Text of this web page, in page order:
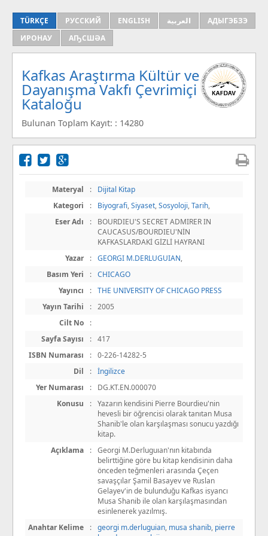
TÜRKÇE РУССКИЙ ENGLISH العربية
АДЫГЭБЗЭ
ИРОНАУ
АҦСШӘА
Kafkas Araştırma Kültür ve
Dayanışma Vakfı Çevrimiçi
Kataloğu
Bulunan Toplam Kayıt: : 14280
Materyal :
Dijital Kitap
Kategori
: Biyografi,Siyaset,Sosyoloji,Tarih,
Eser Adı
:
BOURDIEU'S SECRET ADMIRER IN
CAUCASUS/BOURDIEU'NİN
KAFKASLARDAKİ GİZLİ HAYRANI
Yazar
: GEORGI M.DERLUGUIAN,
Basım Yeri
: CHICAGO
Yayıncı
: THE UNIVERSITY OF CHICAGO PRESS
Yayın Tarihi
: 2005
Cilt No
:
Sayfa Sayısı
: 417
ISBN Numarası
: 0-226-14282-5
Dil
: İngilizce
Yer Numarası
:
DG.KT.EN.000070
Konusu
: Yazarın kendisini Pierre Bourdieu'nin
hevesli bir öğrencisi olarak tanıtan Musa
Shanib'le olan karşılaşması sonucu yazdığı
kitap.
Açıklama
: Georgi M.Derluguıan'nın kitabında
belirttiğine göre bu kitap kendisinin daha
önceden teğmenleri arasında Çeçen
savaşçılar Şamil Basayev ve Ruslan
Gelayev'in de bulunduğu Kafkas isyancı
Musa Shanib ile olan karşılaşmasından
esinlenerek yazılmış.
Anahtar Kelime
: georgi m.derluguian, musa shanib, pierre